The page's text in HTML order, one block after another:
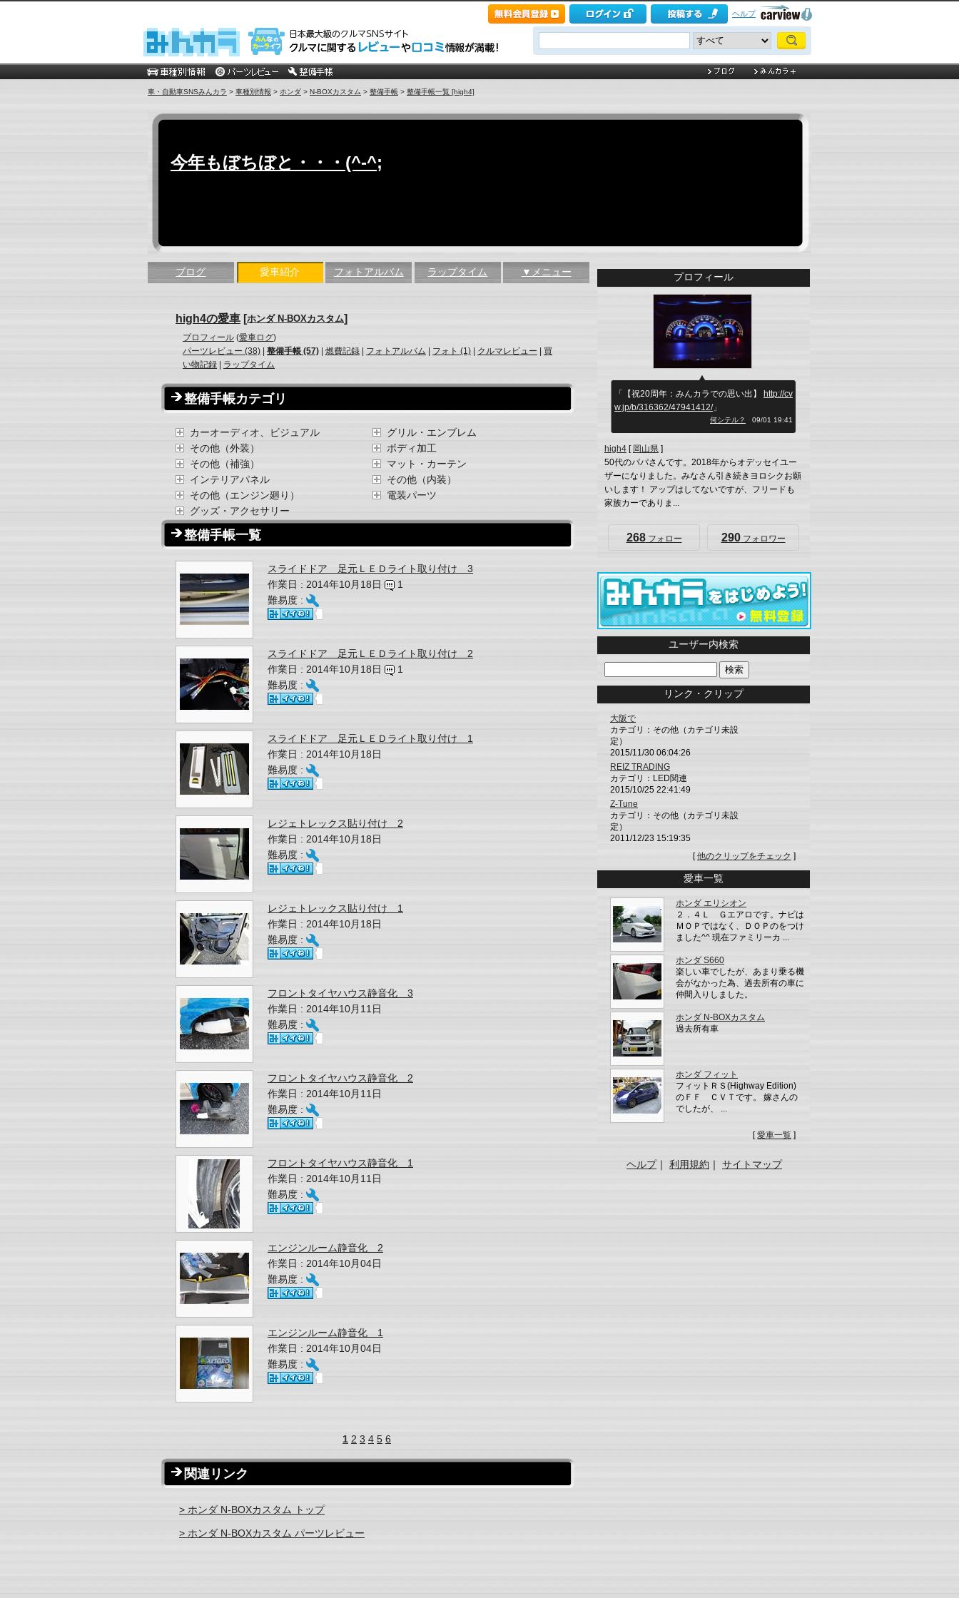
ヘルプ
車・自動車SNSみんカラ > 車種別情報 > ホンダ > N-BOXカスタム > 整備手帳 > 整備手帳一覧 [high4]
今年もぼちぼと・・・(^-^;
ブログ 愛車紹介 フォトアルバム ラップタイム ▼メニュー
high4の愛車 [ホンダ N-BOXカスタム]
プロフィール (愛車ログ)
パーツレビュー (38)
整備手帳 (57) 燃費記録 フォトアルバム フォト (1) クルマレビュー
買
い物記録
ラップタイム
整備手帳カテゴリ
カーオーディオ、ビジュアル
その他（外装）
その他（補強）
インテリアパネル
その他（エンジン廻り）
グッズ・アクセサリー
グリル・エンブレム
ボディ加工
マット・カーテン
その他（内装）
電装パーツ
整備手帳一覧
スライドドア 足元ＬＥＤライト取り付け 3
作業日 : 2014年10月18日
1
難易度 :
スライドドア 足元ＬＥＤライト取り付け 2
作業日 : 2014年10月18日
1
難易度 :
スライドドア 足元ＬＥＤライト取り付け 1
作業日 : 2014年10月18日
難易度 :
レジェトレックス貼り付け 2
作業日 : 2014年10月18日
難易度 :
レジェトレックス貼り付け 1
作業日 : 2014年10月18日
難易度 :
フロントタイヤハウス静音化 3
作業日 : 2014年10月11日
難易度 :
フロントタイヤハウス静音化 2
作業日 : 2014年10月11日
難易度 :
フロントタイヤハウス静音化 1
作業日 : 2014年10月11日
難易度 :
エンジンルーム静音化 2
作業日 : 2014年10月04日
難易度 :
エンジンルーム静音化 1
作業日 : 2014年10月04日
難易度 :
1 2 3 4 5 6
関連リンク
> ホンダ N-BOXカスタム トップ
> ホンダ N-BOXカスタム パーツレビュー
プロフィール
「【祝20周年：みんカラでの思い出】
http://cv
w.jp/b/316362/47941412/」
何シテル？ 09/01 19:41
high4 [ 岡山県 ]
50代のパパさんです。2018年からオデッセイユー
ザーになりました。みなさん引き続きヨロシクお願
いします！ アップはしてないですが、フリードも
家族カーでありま...
268フォロー 290フォロワー
ユーザー内検索
リンク・クリップ
大阪で
カテゴリ：その他（カテゴリ未設
定）
2015/11/30 06:04:26
REIZ TRADING
カテゴリ：LED関連
2015/10/25 22:41:49
Z-Tune
カテゴリ：その他（カテゴリ未設
定）
2011/12/23 15:19:35
[他のクリップをチェック ]
愛車一覧
ホンダ エリシオン
２．４Ｌ Ｇエアロです。ナビは
ＭＯＰではなく、ＤＯＰのをつけ
ました^^ 現在ファミリーカ ...
ホンダ S660
楽しい車でしたが、あまり乗る機
会がなかった為、過去所有の車に
仲間入りしました。
ホンダ N-BOXカスタム
過去所有車
ホンダ フィット
フィットＲＳ(Highway Edition)
のＦＦ ＣＶＴです。 嫁さんの
でしたが、 ...
[愛車一覧 ]
ヘルプ｜ 利用規約 ｜ サイトマップ